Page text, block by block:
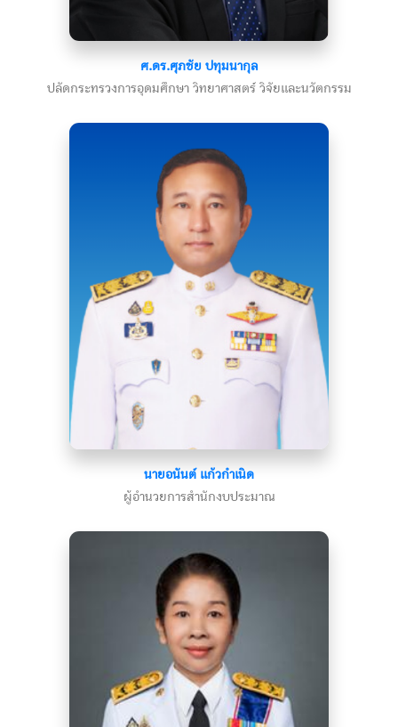
ศ.ดร.ศุภชัย ปทุมนากุล
ปลัดกระทรวงการอุดมศึกษา วิทยาศาสตร์ วิจัยและนวัตกรรม
นายอนันต์ แก้วกำเนิด
ผู้อำนวยการสำนักงบประมาณ